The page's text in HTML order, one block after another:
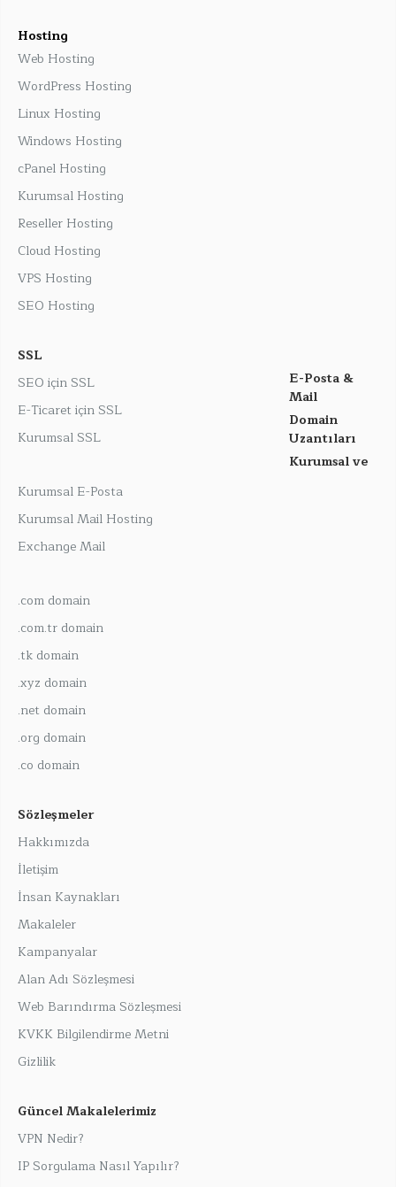
Hosting
Web Hosting
WordPress Hosting
Linux Hosting
Windows Hosting
cPanel Hosting
Kurumsal Hosting
Reseller Hosting
Cloud Hosting
VPS Hosting
SEO Hosting
SSL
SEO için SSL
E-Ticaret için SSL
Kurumsal SSL
E-Posta &
Mail
Kurumsal E-Posta
Kurumsal Mail Hosting
Exchange Mail
Domain
Uzantıları
.com domain
.com.tr domain
.tk domain
.xyz domain
.net domain
.org domain
.co domain
Kurumsal ve
Sözleşmeler
Hakkımızda
İletişim
İnsan Kaynakları
Makaleler
Kampanyalar
Alan Adı Sözleşmesi
Web Barındırma Sözleşmesi
KVKK Bilgilendirme Metni
Gizlilik
Güncel Makalelerimiz
VPN Nedir?
IP Sorgulama Nasıl Yapılır?